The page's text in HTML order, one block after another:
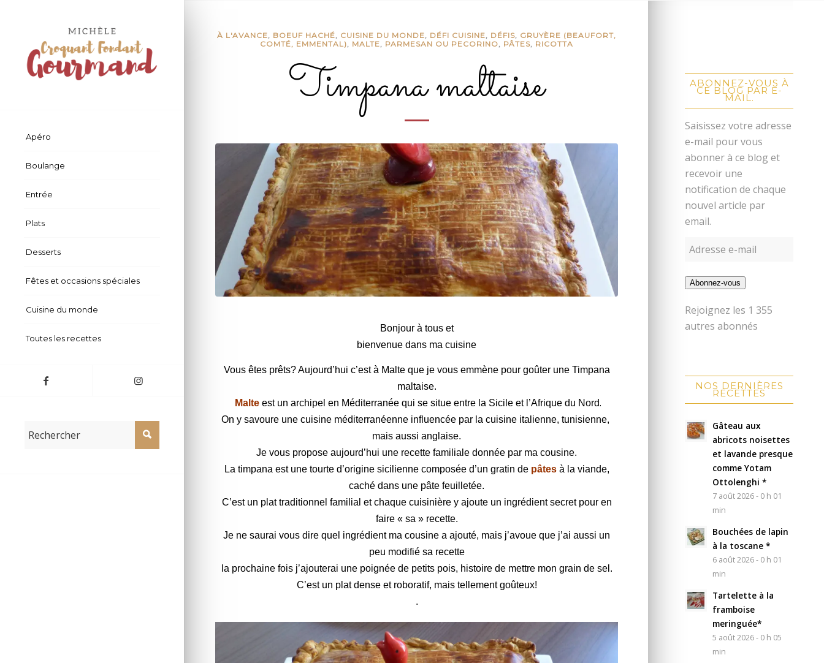
Apéro
Boulange
Entrée
Plats
Desserts
Fêtes et occasions spéciales
Cuisine du monde
Toutes les recettes
À L'AVANCE, BOEUF HACHÉ, CUISINE DU MONDE, DÉFI CUISINE, DÉFIS, GRUYÈRE (BEAUFORT,
COMTÉ, EMMENTAL), MALTE, PARMESAN OU PECORINO, PÂTES, RICOTTA
Timpana maltaise
Bonjour à tous et
bienvenue dans ma cuisine
Vous êtes prêts? Aujourd’hui c’est à Malteque je vous emmène pour goûter une Timpana
maltaise.
Malteest un archipel en Méditerranée qui se situe entre la Sicile et l’Afrique du Nord.
On y savoure une cuisine méditerranéenne influencée par la cuisine italienne, tunisienne,
mais aussi anglaise.
Je vous propose aujourd’hui une recette familiale donnée par ma cousine.
La timpana est une tourte d’origine sicilienne composée d’un gratin de pâtes à la viande,
caché dans une pâte feuilletée.
C’est un plat traditionnel familial et chaque cuisinière y ajoute un ingrédient secret pour en
faire « sa » recette.
Je ne saurai vous dire quel ingrédient ma cousine a ajouté, mais j’avoue que j’ai aussi un
peu modifié sa recette
la prochaine fois j’ajouterai une poignée de petits pois, histoire de mettre mon grain de sel.
C’est un plat dense et roboratif, mais tellement goûteux!
.
ABONNEZ-VOUS À
CE BLOG PAR E-
MAIL.
Saisissez votre adresse
e-mail pour vous
abonner à ce blog et
recevoir une
notification de chaque
nouvel article par
email.
Abonnez-vous
Rejoignez les 1 355
autres abonnés
NOS DERNIÈRES
RECETTES
Gâteau aux
abricots noisettes
et lavande presque
comme Yotam
Ottolenghi *
7 août 2026 - 0 h 01
min
Bouchées de lapin
à la toscane *
6 août 2026 - 0 h 01
min
Tartelette à la
framboise
meringuée*
5 août 2026 - 0 h 05
min